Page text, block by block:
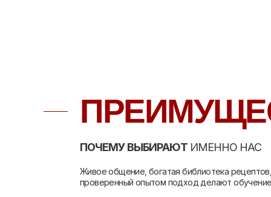
ПОЧЕМУ ВЫБИРАЮТ ИМЕННО НАС
Живое общение, богатая библиотека
проверенный опытом подход делают